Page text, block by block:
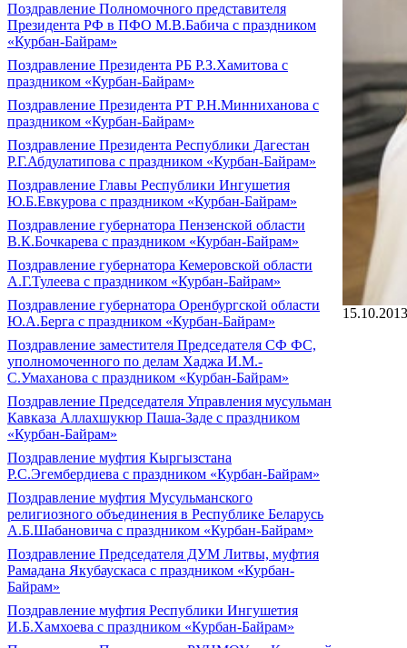
Поздравление Полномочного представителя
Президента РФ в ПФО М.В.Бабича с праздником
«Курбан-Байрам»
Поздравление Президента РБ Р.З.Хамитова с
праздником «Курбан-Байрам»
Поздравление Президента РТ Р.Н.Минниханова с
праздником «Курбан-Байрам»
Поздравление Президента Республики Дагестан
Р.Г.Абдулатипова с праздником «Курбан-Байрам»
Поздравление Главы Республики Ингушетия
Ю.Б.Евкурова с праздником «Курбан-Байрам»
Поздравление губернатора Пензенской области
В.К.Бочкарева с праздником «Курбан-Байрам»
Поздравление губернатора Кемеровской области
А.Г.Тулеева с праздником «Курбан-Байрам»
Поздравление губернатора Оренбургской области
Ю.А.Берга с праздником «Курбан-Байрам»
Поздравление заместителя Председателя СФ ФС,
уполномоченного по делам Хаджа И.М.-
С.Умаханова с праздником «Курбан-Байрам»
Поздравление Председателя Управления мусульман
Кавказа Аллахшукюр Паша-Заде с праздником
«Курбан-Байрам»
Поздравление муфтия Кыргызстана
Р.С.Эгембердиева с праздником «Курбан-Байрам»
Поздравление муфтия Мусульманского
религиозного объединения в Республике Беларусь
А.Б.Шабановича с праздником «Курбан-Байрам»
Поздравление Председателя ДУМ Литвы, муфтия
Рамадана Якубаускаса с праздником «Курбан-
Байрам»
Поздравление муфтия Республики Ингушетия
И.Б.Хамхоева с праздником «Курбан-Байрам»
15.10.2013